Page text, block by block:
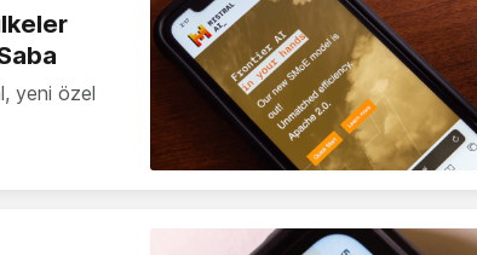
yeni özel